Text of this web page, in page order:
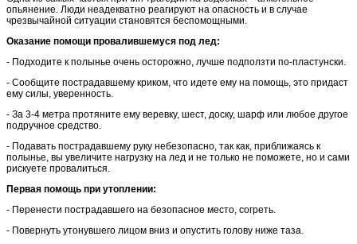
опьянение. Люди неадекватно реагируют на опасность и в случае
чрезвычайной ситуации становятся беспомощными.
Оказание помощи провалившемуся под лед:
- Подходите к полынье очень осторожно, лучше подползти по-пластунски.
- Сообщите пострадавшему криком, что идете ему на помощь, это придаст
ему силы, уверенность.
- За 3-4 метра протяните ему веревку, шест, доску, шарф или любое другое
подручное средство.
- Подавать пострадавшему руку небезопасно, так как, приближаясь к
полынье, вы увеличите нагрузку на лед и не только не поможете, но и сами
рискуете провалиться.
Первая помощь при утоплении:
- Перенести пострадавшего на безопасное место, согреть.
- Повернуть утонувшего лицом вниз и опустить голову ниже таза.